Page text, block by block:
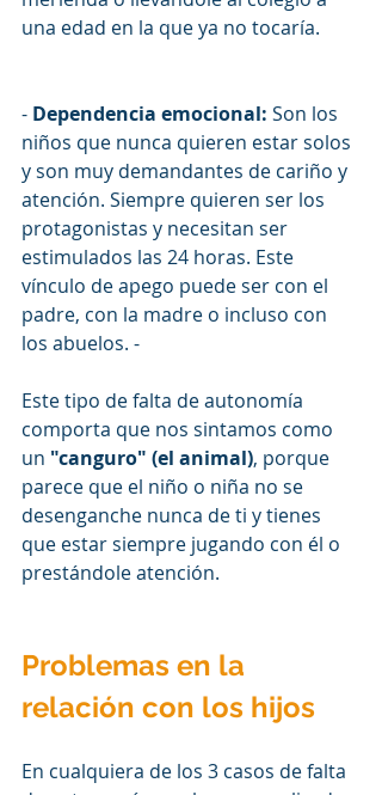
una edad en la que ya no tocaría.
- Dependencia emocional: Son los
niños que nunca quieren estar solos
y son muy demandantes de cariño y
atención. Siempre quieren ser los
protagonistas y necesitan ser
estimulados las 24 horas. Este
vínculo de apego puede ser con el
padre, con la madre o incluso con
los abuelos. -
Este tipo de falta de autonomía
comporta que nos sintamos como
un "canguro" (el animal), porque
parece que el niño o niña no se
desenganche nunca de ti y tienes
que estar siempre jugando con él o
prestándole atención.
Problemas en la
relación con los hijos
En cualquiera de los 3 casos de falta